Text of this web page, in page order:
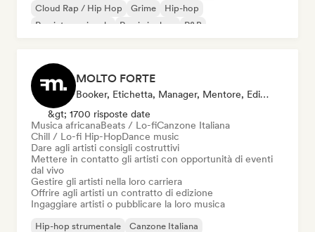
Cloud Rap / Hip Hop
Grime
Hip-hop
Rap internazionale
Rap in inglese R&B
MOLTO FORTE
Booker, Etichetta, Manager, Mentore, Editore
&gt; 1700 risposte date
Musica africanaBeats / Lo-fiCanzone Italiana
Chill / Lo-fi Hip-HopDance music
Dare agli artisti consigli costruttivi
Mettere in contatto gli artisti con opportunità di eventi
dal vivo
Gestire gli artisti nella loro carriera
Offrire agli artisti un contratto di edizione
Ingaggiare artisti o pubblicare la loro musica
Hip-hop strumentale
Canzone Italiana